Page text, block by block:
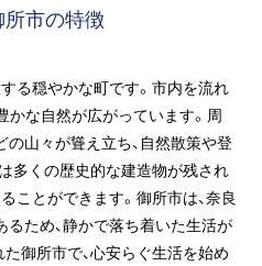
市の特徴
る穏やかな町です。市内を流れ
かな自然が広がっています。周
山々が聳え立ち、自然散策や登
多くの歴史的な建造物が残され
ことができます。御所市は、奈良
ため、静かで落ち着いた生活が
御所市で、心安らぐ生活を始め